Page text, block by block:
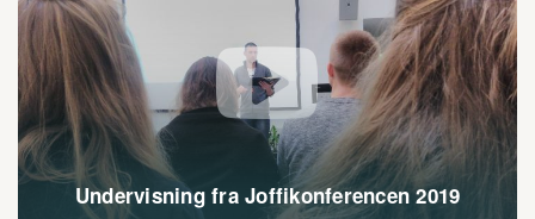

Undervisning fra Joffikonferencen 2019